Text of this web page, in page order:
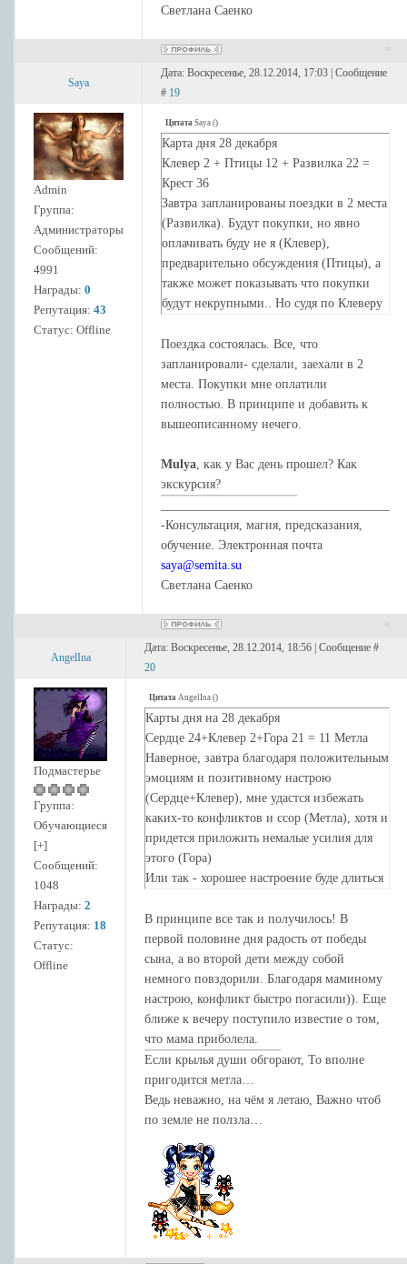
Светлана Саенко
Saya
Дата: Воскресенье, 28.12.2014, 17:03 | Сообщение
# 19
Admin
Группа:
Администраторы
Сообщений:
4991
Награды: 0
Репутация: 43
Статус: Offline
Цитата Saya ()
Карта дня 28 декабря
Клевер 2 + Птицы 12 + Развилка 22 =
Крест 36
Завтра запланированы поездки в 2 места
(Развилка). Будут покупки, но явно
оплачивать буду не я (Клевер),
предварительно обсуждения (Птицы), а
также может показывать что покупки
будут некрупными.. Но судя по Клеверу
Итог Крест- в ежедневности важное
завершение - это будет закупка
продуктов к Новогоднему столу.
Поездка состоялась. Все, что
запланировали- сделали, заехали в 2
места. Покупки мне оплатили
полностью. В принципе и добавить к
вышеописанному нечего.
Mulya , как у Вас день прошел? Как
экскурсия?
-Консультация, магия, предсказания,
обучение. Электронная почта
saya@semita.su
Светлана Саенко
AngelIna
Дата: Воскресенье, 28.12.2014, 18:56 | Сообщение #
20
Подмастерье
Группа:
Обучающиеся
[+]
Сообщений:
1048
Награды: 2
Репутация: 18
Статус:
Offline
Цитата AngelIna ()
Карты дня на 28 декабря
Сердце 24+Клевер 2+Гора 21 = 11 Метла
Наверное, завтра благодаря положительным
эмоциям и позитивному настрою
(Сердце+Клевер), мне удастся избежать
каких-то конфликтов и ссор (Метла), хотя и
придется приложить немалые усилия для
этого (Гора)
Или так - хорошее настроение буде длиться
появится какое-то недоразумение,
препятствие (Гора), которые спровоцируют
конфликт (Метла)???
В принципе все так и получилось! В
первой половине дня радость от победы
сына, а во второй дети между собой
немного повздорили. Благодаря маминому
настрою, конфликт быстро погасили)). Еще
ближе к вечеру поступило известие о том,
что мама приболела.
Если крылья души обгорают, То вполне
пригодится метла…
Ведь неважно, на чём я летаю, Важно чтоб
по земле не ползла…